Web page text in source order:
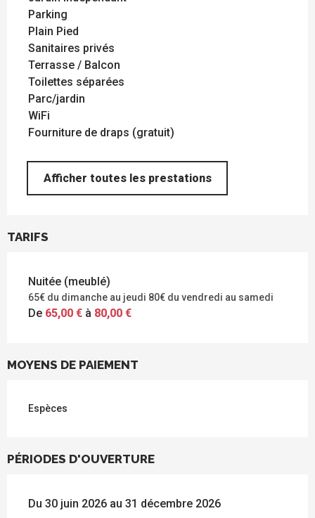
Parking
Plain Pied
Sanitaires privés
Terrasse / Balcon
Toilettes séparées
Parc/jardin
WiFi
Fourniture de draps (gratuit)
Afficher toutes les prestations
TARIFS
Nuitée (meublé)
65€ du dimanche au jeudi 80€ du vendredi au samedi
De 65,00 € à 80,00 €
MOYENS DE PAIEMENT
Espèces
PÉRIODES D'OUVERTURE
Du 30 juin 2026 au 31 décembre 2026